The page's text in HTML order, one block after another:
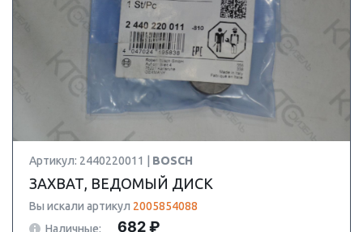
Артикул: 2440220011 | BOSCH
ЗАХВАТ, ВЕДОМЫЙ ДИСК
Вы искали артикул 2005854088
Наличные:
682 ₽